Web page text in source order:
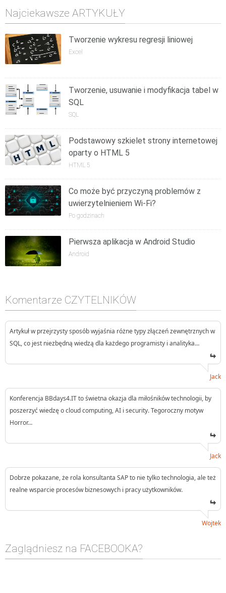
Najciekawsze ARTYKUŁY
Tworzenie wykresu regresji liniowej
Excel
Tworzenie, usuwanie i modyfikacja tabel w
SQL
SQL
Podstawowy szkielet strony internetowej
oparty o HTML 5
HTML 5
Co może być przyczyną problemów z
uwierzytelnieniem Wi-Fi?
Po godzinach
Pierwsza aplikacja w Android Studio
Android
Komentarze CZYTELNIKÓW
Artykuł w przejrzysty sposób wyjaśnia różne typy złączeń zewnętrznych w
SQL, co jest niezbędną wiedzą dla każdego programisty i analityka…
Jack
Konferencja BBdays4.IT to świetna okazja dla miłośników technologii, by
poszerzyć wiedzę o cloud computing, AI i security. Tegoroczny motyw
Horror…
Jack
Dobrze pokazane, że rola konsultanta SAP to nie tylko technologia, ale też
realne wsparcie procesów biznesowych i pracy użytkowników.
Wojtek
Zaglądniesz na FACEBOOKA?